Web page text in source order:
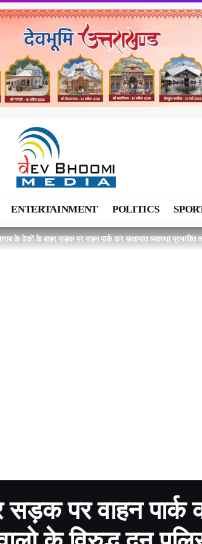
ENTERTAINMENT POLITICS
के ठेको के बाहर सड़क पर वाहन पार्क कर यातायात व्यवस्था प्रभावित
पर वाहन पार्क